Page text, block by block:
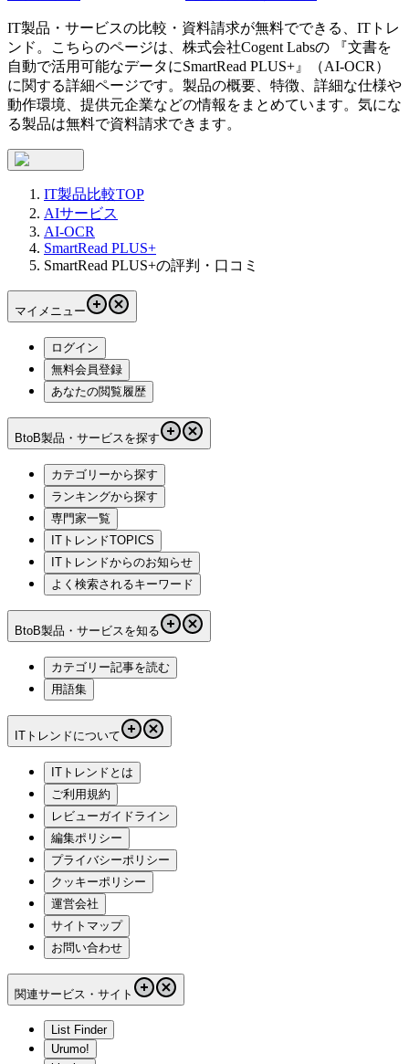
IT製品・サービスの比較・資料請求が無料でできる、ITトレ
ンド。こちらのページは、 株式会社Cogent Labsの 『文書を
自動で活用可能なデータにSmartRead PLUS+ 』（AI-OCR ）
に関する詳細ページです。製品の概要、特徴、詳細な仕様や
動作環境、提供元企業などの情報をまとめています。気にな
る製品は無料で資料請求できます。
IT製品比較TOP
AIサービス
AI-OCR
SmartRead PLUS+
SmartRead PLUS+の評判・口コミ
マイメニュー
ログイン
無料会員登録
あなたの閲覧履歴
BtoB製品・サービスを探す
カテゴリーから探す
ランキングから探す
専門家一覧
ITトレンドTOPICS
ITトレンドからのお知らせ
よく検索されるキーワード
BtoB製品・サービスを知る
カテゴリー記事を読む
用語集
ITトレンドについて
ITトレンドとは
ご利用規約
レビューガイドライン
編集ポリシー
プライバシーポリシー
クッキーポリシー
運営会社
サイトマップ
お問い合わせ
関連サービス・サイト
List Finder
Urumo!